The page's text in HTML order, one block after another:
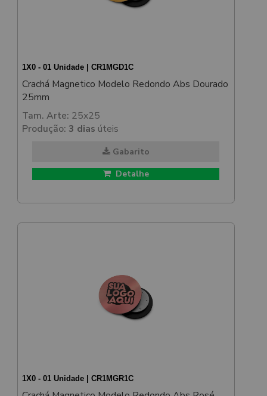
1X0 - 01 Unidade | CR1MGD1C
Crachá Magnetico Modelo Redondo Abs Dourado
25mm
Tam. Arte: 25x25
Produção: 3 dias úteis
Gabarito
Detalhe
1X0 - 01 Unidade | CR1MGR1C